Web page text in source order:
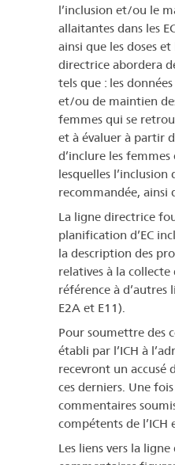
l’inclusion et/ou le
allaitantes dans les
ainsi que les doses
directrice abordera
tels que : les
et/ou de maintien
femmes qui se
et à évaluer à partir
d’inclure les femmes
lesquelles l’inclusion
recommandée, ainsi
La ligne directrice
planification d’EC
la description des
relatives à la collecte
référence à d’autres
E2A et E11).
Pour soumettre des
établi par l’ICH à
recevront un accusé
ces derniers. Une
commentaires
compétents de l’ICH
Les liens vers la